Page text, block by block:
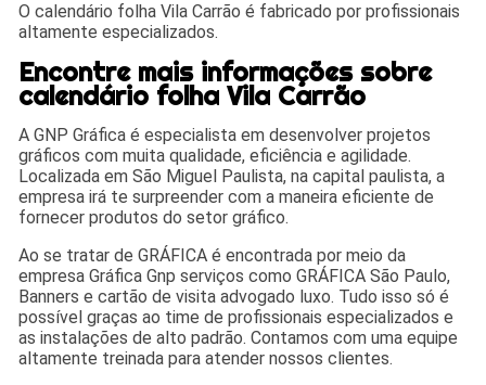
O calendário folha Vila Carrão é fabricado por profissionais
altamente especializados.
Encontre mais informações sobre
calendário folha Vila Carrão
A GNP Gráfica é especialista em desenvolver projetos
gráficos com muita qualidade, eficiência e agilidade.
Localizada em São Miguel Paulista, na capital paulista, a
empresa irá te surpreender com a maneira eficiente de
fornecer produtos do setor gráfico.
Ao se tratar de GRÁFICA é encontrada por meio da
empresa Gráfica Gnp serviços como GRÁFICA São Paulo,
Banners e cartão de visita advogado luxo. Tudo isso só é
possível graças ao time de profissionais especializados e
as instalações de alto padrão. Contamos com uma equipe
altamente treinada para atender nossos clientes.